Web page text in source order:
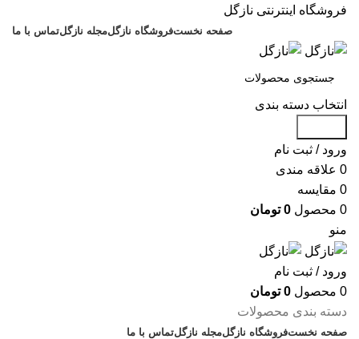
فروشگاه اینترنتی نازگل
صفحه نخستفروشگاه نازگلمجله نازگلتماس با ما
انتخاب دسته بندی
ورود / ثبت نام
0 علاقه مندی
0 مقایسه
0 محصول 0 تومان
منو
ورود / ثبت نام
0 محصول 0 تومان
دسته بندی محصولات
صفحه نخستفروشگاه نازگلمجله نازگلتماس با ما